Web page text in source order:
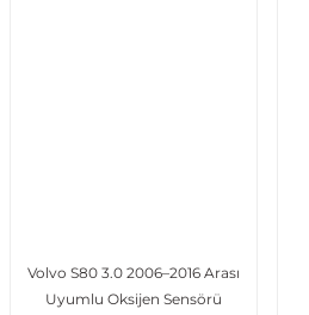
Volvo S80 3.0 2006–2016 Arası
Uyumlu Oksijen Sensörü